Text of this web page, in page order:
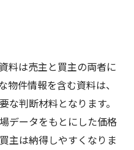
料は売主と買主の両者に
物件情報を含む資料は、
な判断材料となります。
データをもとにした価格
主は納得しやすくなりま